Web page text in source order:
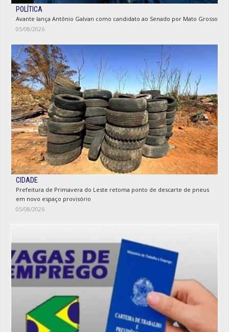
POLÍTICA
Avante lança Antônio Galvan como candidato ao Senado por Mato Grosso
05/08/2026
CIDADE
Prefeitura de Primavera do Leste retoma ponto de descarte de pneus
em novo espaço provisório
05/08/2026